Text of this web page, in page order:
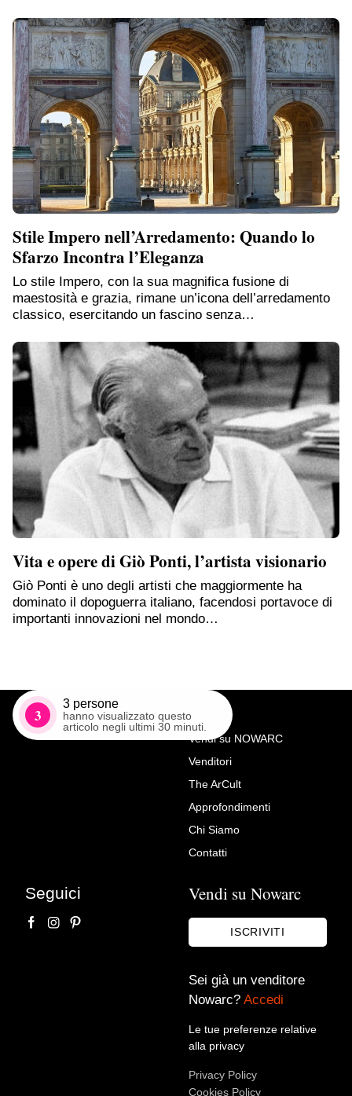
Stile Impero nell’Arredamento: Quando lo
Sfarzo Incontra l’Eleganza
Lo stile Impero, con la sua magnifica fusione di
maestosità e grazia, rimane un’icona dell’arredamento
classico, esercitando un fascino senza…
Vita e opere di Giò Ponti, l’artista visionario
Giò Ponti è uno degli artisti che maggiormente ha
dominato il dopoguerra italiano, facendosi portavoce di
importanti innovazioni nel mondo…
3
3 persone
hanno visualizzato questo
articolo negli ultimi 30 minuti.
Richiedi Maggiori Info su
Cassettone antico in noce
intarsiato secolo XVIII
Accetto le condizioni sullaprivacy policy*.
Voglio rimanere aggiornato sulle ultime novità.
Vendi su NOWARC
Venditori
The ArCult
Approfondimenti
Chi Siamo
Contatti
Seguici Vendi su Nowarc
ISCRIVITI
Sei già un venditore
Nowarc? Accedi
Le tue preferenze relative
alla privacy
Privacy Policy
Cookies Policy